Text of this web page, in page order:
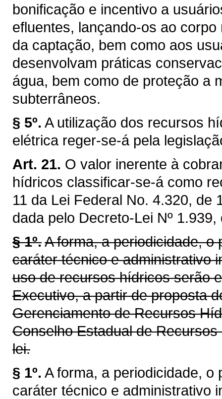
bonificação e incentivo a
efluentes, lançando-os ao
da captação, bem como aos
desenvolvam práticas
água, bem como de proteção a
subterrâneos.
§ 5º. A utilização dos recursos
elétrica reger-se-á pela
Art. 21. O valor inerente à
hídricos classificar-se-á como
11 da Lei Federal No. 4.320, de
dada pelo Decreto-Lei Nº
§ 1º.A forma, a periodicidade,
caráter técnico e administrativo
uso de recursos hídricos serão
Executivo, a partir de proposta
Gerenciamento de Recursos
Conselho Estadual de
lei.
§ 1º. A forma, a periodicidade,
caráter técnico e administrativo